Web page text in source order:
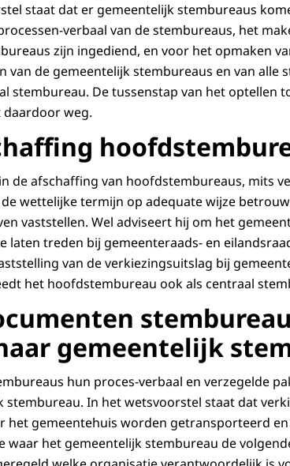
staat dat er gemeentelijk stembureaus
verbaal van de stembureaus, het
zijn ingediend, en voor het opmaken
van de gemeentelijk stembureaus en van alle
stembureau. De tussenstap van het optellen
weg.
de afschaffing van hoofdstembureaus, mits
wettelijke termijn op adequate wijze
vaststellen. Wel adviseert hij om het
laten treden bij gemeenteraads- en
van de verkiezingsuitslag bij
het hoofdstembureau ook als centraal
gemeentelijk
hun proces-verbaal en verzegelde
stembureau. In het wetsvoorstel staat dat
het gemeentehuis worden getransporteerd
waar het gemeentelijk stembureau de